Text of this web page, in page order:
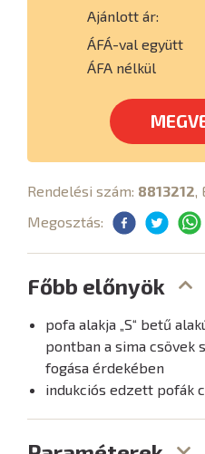
Ajánlott ár:
ÁFÁ-val együtt
ÁFA nélkül
Rendelési szám: 8813212
Megosztás:
Főbb előnyök
pofa alakja „S“ betű
pontban a sima csövek
fogása érdekében
indukciós edzett pofák